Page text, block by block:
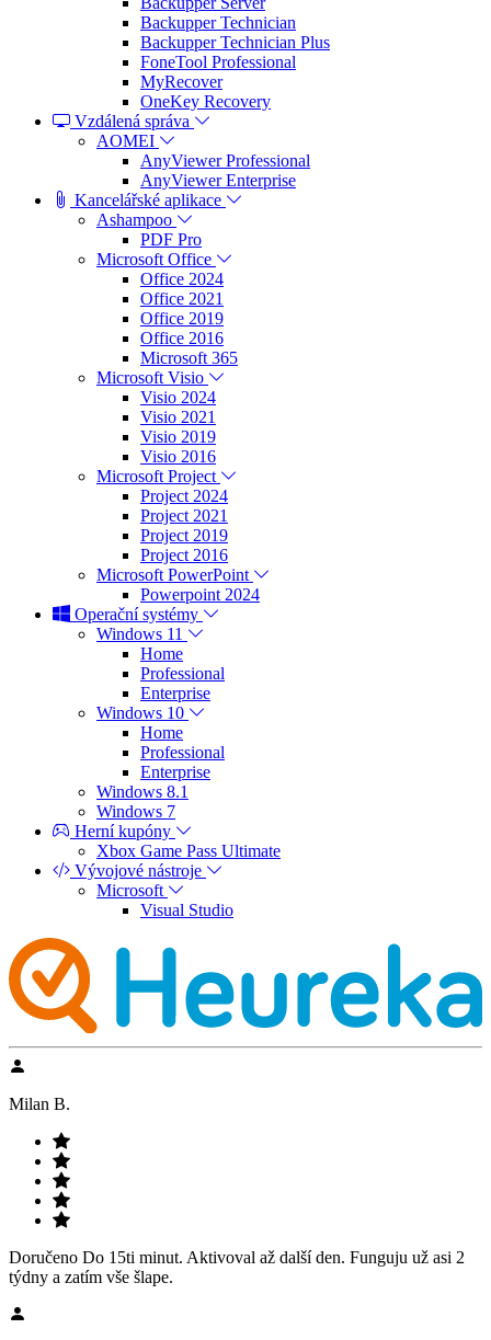
Backupper Technician
Backupper Technician Plus
FoneTool Professional
MyRecover
OneKey Recovery
Vzdálená správa
AOMEI
AnyViewer Professional
AnyViewer Enterprise
Kancelářské aplikace
Ashampoo
PDF Pro
Microsoft Office
Office 2024
Office 2021
Office 2019
Office 2016
Microsoft 365
Microsoft Visio
Visio 2024
Visio 2021
Visio 2019
Visio 2016
Microsoft Project
Project 2024
Project 2021
Project 2019
Project 2016
Microsoft PowerPoint
Powerpoint 2024
Operační systémy
Windows 11
Home
Professional
Enterprise
Windows 10
Home
Professional
Enterprise
Windows 8.1
Windows 7
Herní kupóny
Xbox Game Pass Ultimate
Vývojové nástroje
Microsoft
Visual Studio
Milan B.
Doručeno Do 15ti minut. Aktivoval až další den. Funguju už asi 2
týdny a zatím vše šlape.